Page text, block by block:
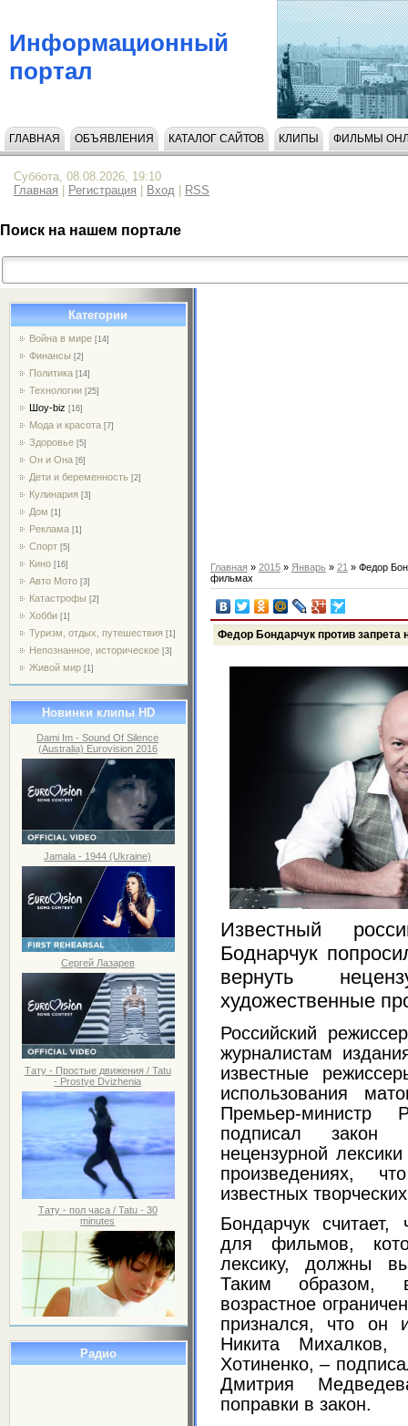
Информационный
портал
ГЛАВНАЯ ОБЪЯВЛЕНИЯ КАТАЛОГ САЙТОВ КЛИПЫ ФИЛЬМЫ
Суббота, 08.08.2026, 19:10
Главная
Регистрация Вход RSS
Поиск на нашем портале
Категории
Война в мире [14]
Финансы [2]
Политика [14]
Технологии [25]
Шоу-biz [16]
Мода и красота [7]
Здоровье [5]
Он и Она [6]
Дети и беременность [2]
Кулинария [3]
Дом [1]
Реклама [1]
Спорт [5]
Кино [16]
Авто Мото [3]
Катастрофы [2]
Хобби [1]
Туризм, отдых, путешествия [1]
Непознанное, историческое [3]
Живой мир [1]
Новинки клипы HD
Dami Im - Sound Of Silence
(Australia) Eurovision 2016
Jamala - 1944 (Ukraine)
Сергей Лазарев
Тату - Простые движения / Tatu
- Prostye Dvizhenia
Тату - пол часа / Tatu - 30
minutes
Радио
Главная » 2015 » Январь » 21 » Федор
фильмах
Федор Бондарчук против
Известный
Боднарчук
вернуть
художественные
Российский
журналистам
известные
использования
Премьер-министр
подписал закон
нецензурной
произведениях,
известных
Бондарчук считает,
для фильмов,
лексику, должны
Таким образом,
возрастное
признался, что он
Никита
Хотиненко, –
Дмитрия
поправки в закон.